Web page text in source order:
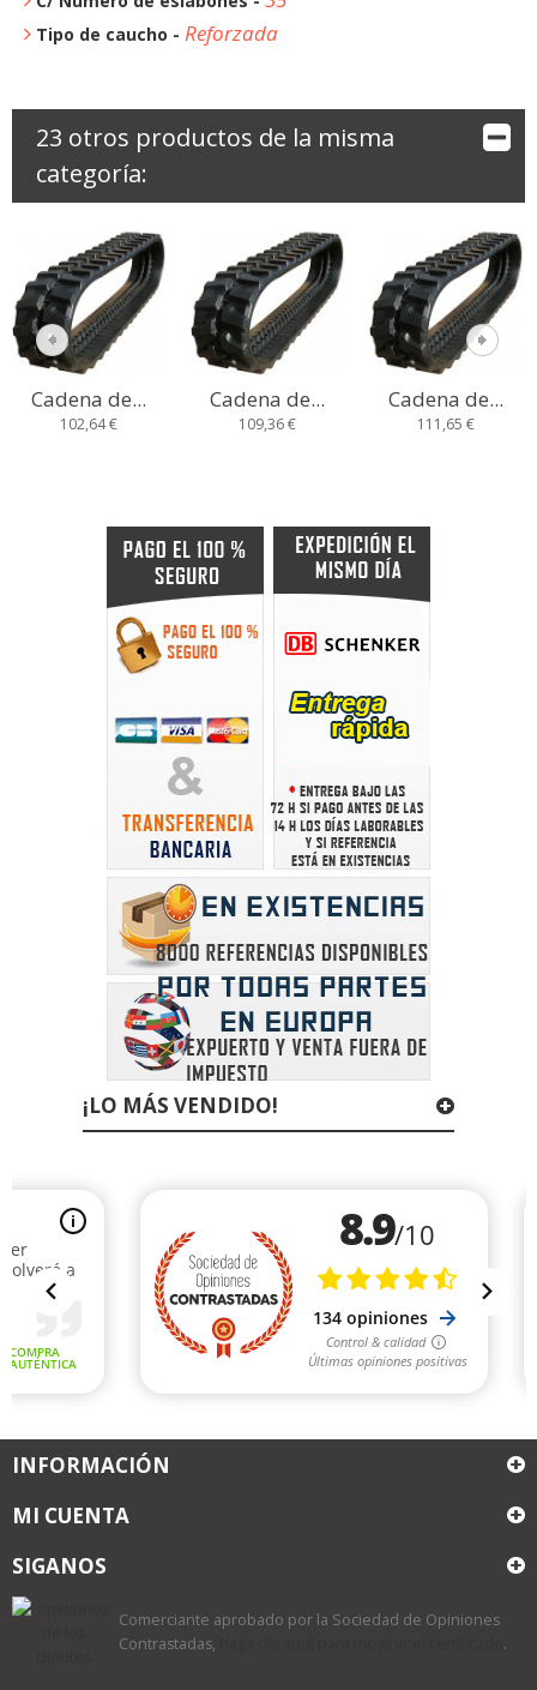
Tipo de caucho - Reforzada
23 otros productos de la misma
categoría:
Cadena de...
102,64 €
Cadena de...
109,36 €
Cadena de...
111,65 €
¡LO MÁS VENDIDO!
INFORMACIÓN
MI CUENTA
SIGANOS
Comerciante aprobado por la Sociedad de Opiniones
Contrastadas,
.